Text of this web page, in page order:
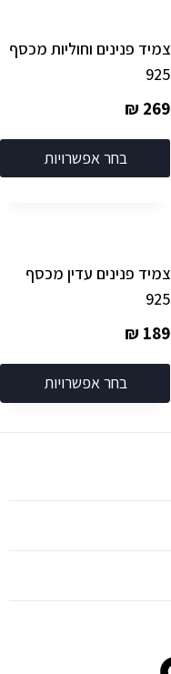
צמיד פנינים וחוליות מכסף
925
269
₪
בחר אפשרויות
צמיד פנינים עדין מכסף
925
189
₪
בחר אפשרויות